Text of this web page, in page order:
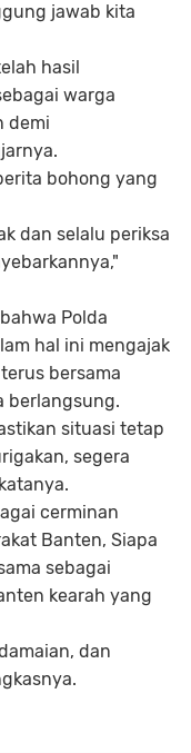
jawab kita
hasil
warga
demi
bohong yang
dan selalu periksa
Polda
hal ini mengajak
bersama
berlangsung.
situasi tetap
segera
cerminan
Banten, Siapa
sebagai
kearah yang
dan